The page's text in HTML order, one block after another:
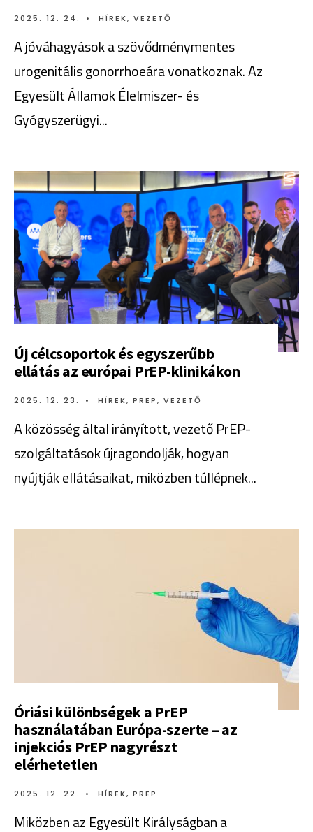
2025. 12. 24. • HÍREK, VEZETŐ
A jóváhagyások a szövődménymentes
urogenitális gonorrhoeára vonatkoznak. Az
Egyesült Államok Élelmiszer- és
Gyógyszerügyi...
Új célcsoportok és egyszerűbb
ellátás az európai PrEP-klinikákon
2025. 12. 23. • HÍREK, PREP, VEZETŐ
A közösség által irányított, vezető PrEP-
szolgáltatások újragondolják, hogyan
nyújtják ellátásaikat, miközben túllépnek...
Óriási különbségek a PrEP
használatában Európa-szerte – az
injekciós PrEP nagyrészt
elérhetetlen
2025. 12. 22. • HÍREK, PREP
Miközben az Egyesült Királyságban a